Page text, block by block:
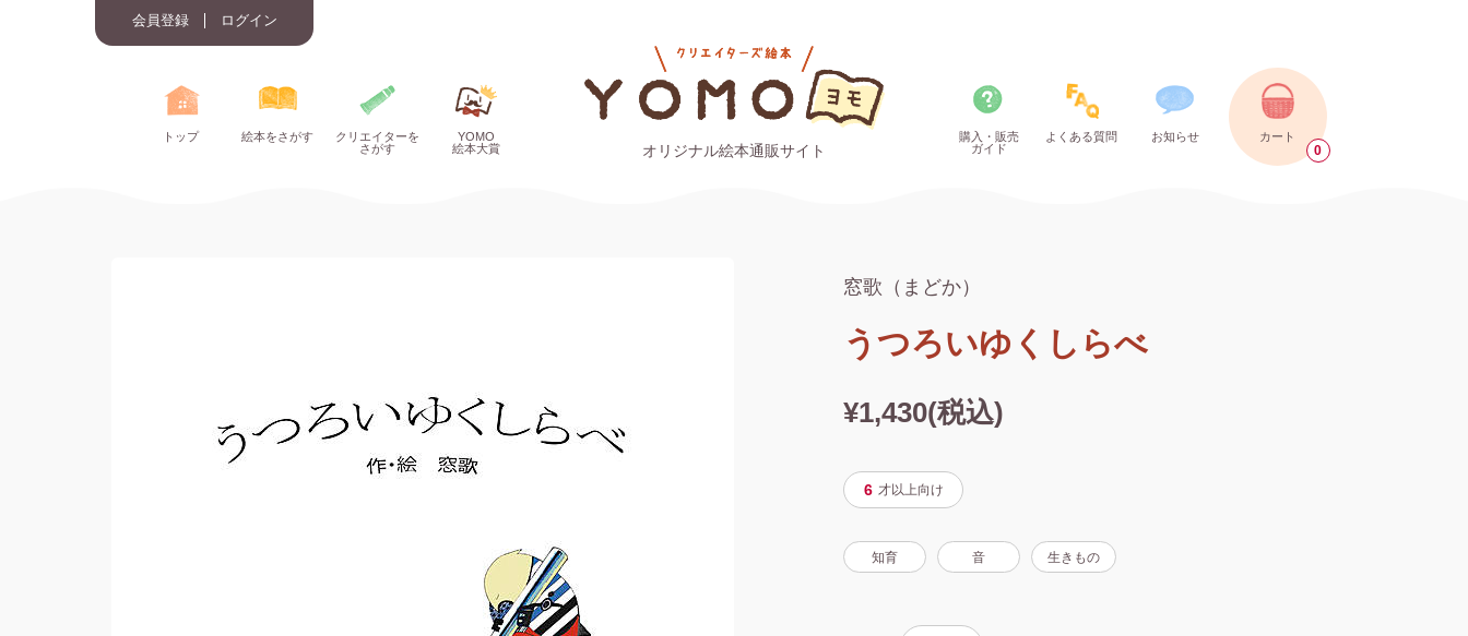
会員登録 ログイン
トップ 絵本をさがす
クリエイターを
さがす
YOMO
絵本大賞
オリジナル絵本通販サイト
購入・販売
ガイド
よくある質問 お知らせ カート
0
窓歌（まどか）
うつろいゆくしらべ
¥1,430(税込)
6 才以上向け
知育 音 生きもの